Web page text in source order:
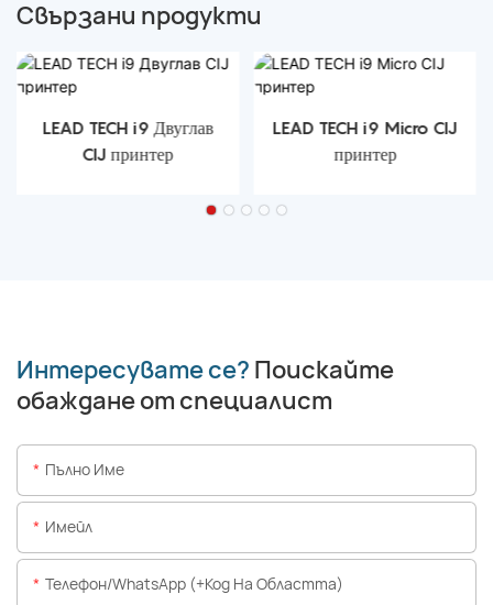
Свързани продукти
LEAD TECH i9 Двуглав
CIJ принтер
LEAD TECH i9 Micro CIJ
принтер
Интересувате се? Поискайте
обаждане от специалист
Пълно Име
Имейл
Телефон/WhatsApp (+Код На Областта)